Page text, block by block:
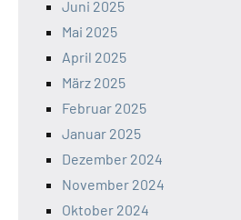
Juni 2025
Mai 2025
April 2025
März 2025
Februar 2025
Januar 2025
Dezember 2024
November 2024
Oktober 2024